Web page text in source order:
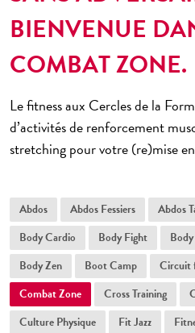
BIENVENUE
COMBAT ZONE.
Le fitness aux Cercles de la
d’activités de renforcement
stretching pour votre (re)mise
Abdos Abdos Fessiers Abdos
Body Cardio
Body Fight
Body Zen
Boot Camp Circuit
Combat Zone
Cross Training
Culture Physique
Fit Jazz